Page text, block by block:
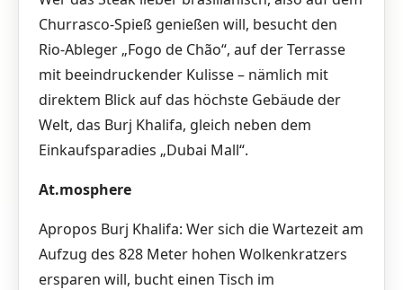
Churrasco-Spieß genießen will, besucht den
Rio-Ableger „Fogo de Chão“, auf der Terrasse
mit beeindruckender Kulisse – nämlich mit
direktem Blick auf das höchste Gebäude der
Welt, das Burj Khalifa, gleich neben dem
Einkaufsparadies „Dubai Mall“.
At.mosphere
Apropos Burj Khalifa: Wer sich die Wartezeit am
Aufzug des 828 Meter hohen Wolkenkratzers
ersparen will, bucht einen Tisch im